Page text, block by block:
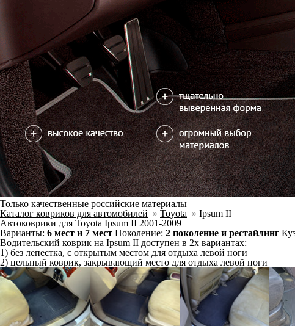
3 ковра
можете уточнить
Без лепестка
Цельный коврик
Коврик между передними сидениями
Ковер 3го ряда сидений
3 ковра
без ушей, закрывающих порог 2го ряда для посадки на 3й ряд.
можете уточнить
Без лепестка
Цельный коврик
Фурнитура